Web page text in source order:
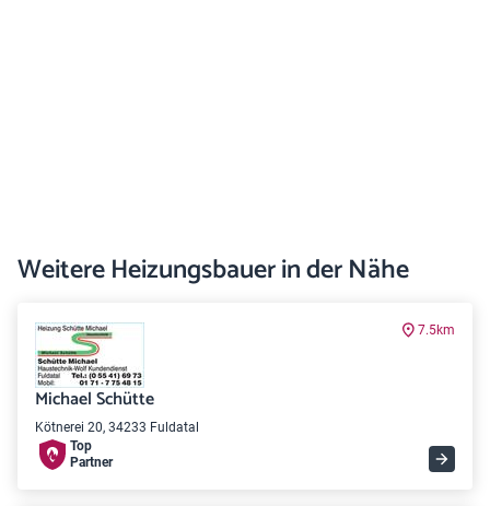
Weitere Heizungsbauer in der Nähe
7.5km
Michael Schütte
Kötnerei 20, 34233 Fuldatal
Top
Partner